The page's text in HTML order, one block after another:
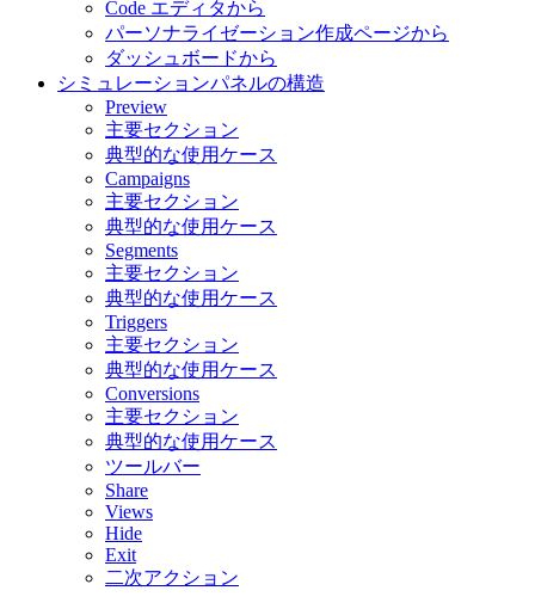
Code エディタから
パーソナライゼーション作成ページから
ダッシュボードから
シミュレーションパネルの構造
Preview
主要セクション
典型的な使用ケース
Campaigns
主要セクション
典型的な使用ケース
Segments
主要セクション
典型的な使用ケース
Triggers
主要セクション
典型的な使用ケース
Conversions
主要セクション
典型的な使用ケース
ツールバー
Share
Views
Hide
Exit
二次アクション